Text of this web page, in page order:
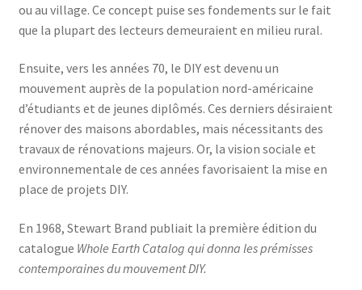
ou au village. Ce concept puise ses fondements sur le fait
que la plupart des lecteurs demeuraient en milieu rural.
Ensuite, vers les années 70, le DIY est devenu un
mouvement auprès de la population nord-américaine
d’étudiants et de jeunes diplômés. Ces derniers désiraient
rénover des maisons abordables, mais nécessitants des
travaux de rénovations majeurs. Or, la vision sociale et
environnementale de ces années favorisaient la mise en
place de projets DIY.
En 1968, Stewart Brand publiait la première édition du
catalogue Whole Earth Catalog qui donna les prémisses
contemporaines du mouvement DIY.